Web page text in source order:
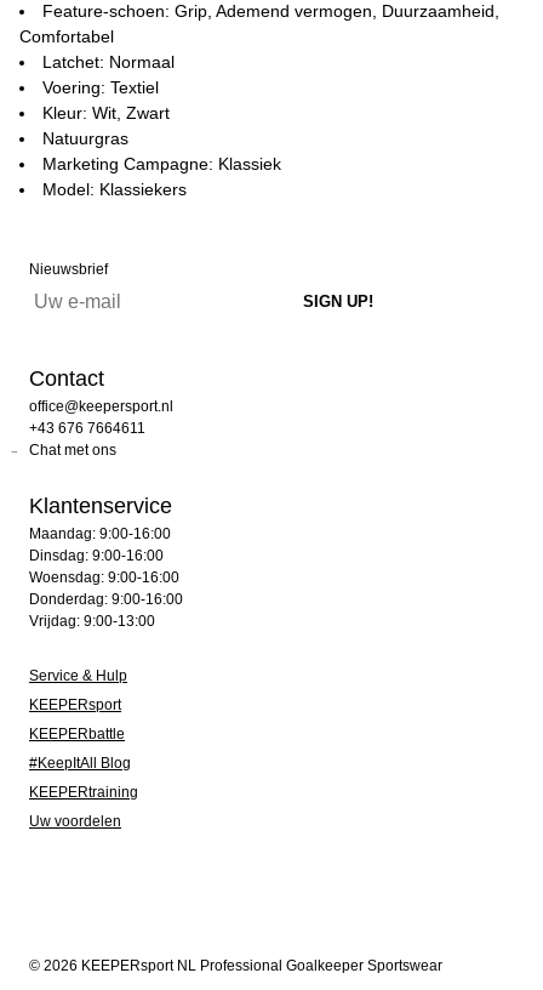
Feature-schoen: Grip, Ademend vermogen, Duurzaamheid,
Comfortabel
Latchet: Normaal
Voering: Textiel
Kleur: Wit, Zwart
Natuurgras
Marketing Campagne: Klassiek
Model: Klassiekers
Nieuwsbrief
Contact
office@keepersport.nl
+43 676 7664611
Chat met ons
Klantenservice
Maandag: 9:00-16:00
Dinsdag: 9:00-16:00
Woensdag: 9:00-16:00
Donderdag: 9:00-16:00
Vrijdag: 9:00-13:00
Service & Hulp
KEEPERsport
KEEPERbattle
#KeepItAll Blog
KEEPERtraining
Uw voordelen
© 2026 KEEPERsport NL Professional Goalkeeper Sportswear